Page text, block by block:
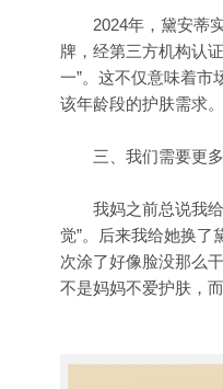
2024年，黛安蒂实
牌，经第三方机构认
一”。这不仅意味着市
该年龄段的护肤需求。
三、我们需要更多“
我妈之前总说我给
觉”。后来我给她换了
次涂了好像脸没那么
不是妈妈不爱护肤，